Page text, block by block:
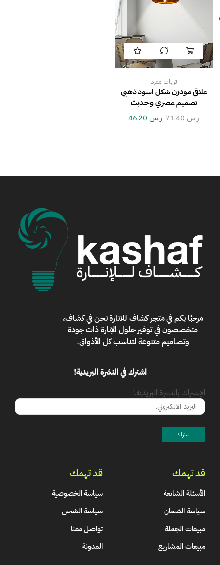
ثريات مفرد
علاقي مودرن شكل اسود ذهبي
تصميم عصري وحديث
ر.س71.40 ر.س
مرحبًا بكم فيمتجر كشاف للانارةنحن في كشاف،
متخصصون في توفير حلول الإنارة ذات جودة
وتصاميم متنوعة لتناسب كل الأذواق.
اشترك في النشرة البريدية!
الإشتراك بالنشرة البريدية.!
قد تهمك
الأسئلة الشائعة
سياسة الضمان
مبيعات الجملة
مبيعات المشاريع
قد تهمك
سياسة الخصوصية
سياسة الشحن
تواصل معنا
المدونة